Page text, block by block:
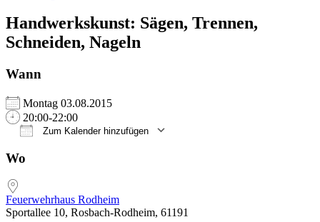
Handwerkskunst: Sägen, Trennen,
Schneiden, Nageln
Wann
Montag 03.08.2015
20:00-22:00
Zum Kalender hinzufügen
Wo
Feuerwehrhaus Rodheim
Sportallee 10, Rosbach-Rodheim, 61191